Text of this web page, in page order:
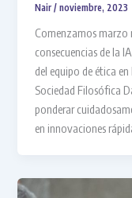
Nair/noviembre, 2023
Comenzamos marzo
consecuencias de la
del equipo de ética
Sociedad Filosófica
ponderar
en innovaciones